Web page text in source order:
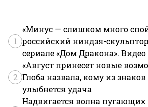
1
«Минус — слишком много
российский ниндзя-
сериале «Дом Дракона». Видео
2
«Август принесет новые
Глоба назвала, кому из знаков
улыбнется удача
Надвигается волна пугающих